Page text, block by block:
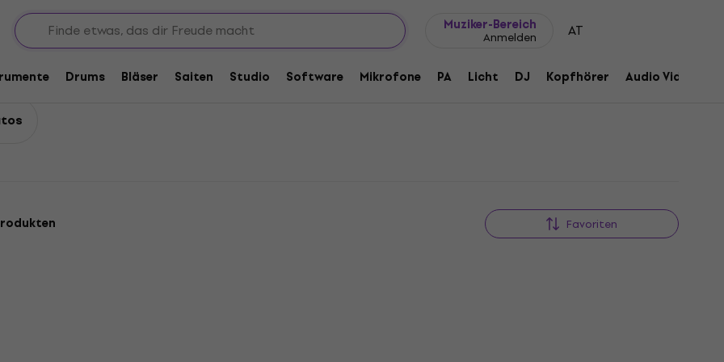
Muziker-Bereich
Anmelden AT
Drums Bläser Saiten Studio Software Mikrofone PA Licht DJ Kopfhörer Audio Video
Tremolos und vibratos
Favoriten